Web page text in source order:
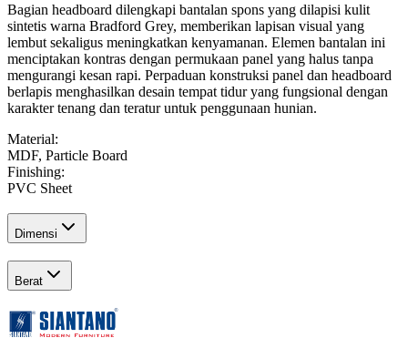
Bagian headboard dilengkapi bantalan spons yang dilapisi kulit
sintetis warna Bradford Grey, memberikan lapisan visual yang
lembut sekaligus meningkatkan kenyamanan. Elemen bantalan ini
menciptakan kontras dengan permukaan panel yang halus tanpa
mengurangi kesan rapi. Perpaduan konstruksi panel dan headboard
berlapis menghasilkan desain tempat tidur yang fungsional dengan
karakter tenang dan teratur untuk penggunaan hunian.
Material:
MDF, Particle Board
Finishing:
PVC Sheet
Dimensi
Berat